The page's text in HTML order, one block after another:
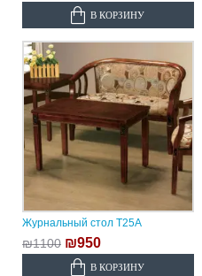
В КОРЗИНУ
Журнальный стол T25A
₪1100 ₪950
В КОРЗИНУ